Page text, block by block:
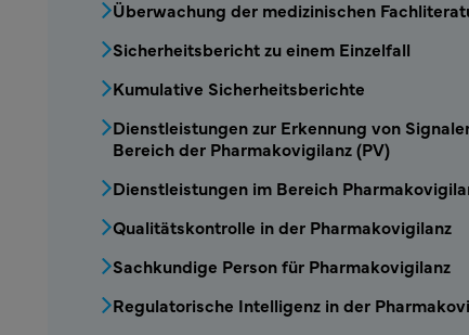
Überwachung der medizinischen
Sicherheitsbericht zu einem Einzelfall
Kumulative Sicherheitsberichte
Dienstleistungen zur Erkennung von
Bereich der Pharmakovigilanz (PV)
Dienstleistungen im Bereich
Qualitätskontrolle in der Pharmakovigilanz
Sachkundige Person für Pharmakovigilanz
Regulatorische Intelligenz in der